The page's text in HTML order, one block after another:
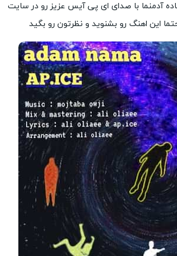
آدمنما با صدای ای پی آیس عزیز رو در سایت
این اهنگ رو بشنوید و نظرتون رو بگید